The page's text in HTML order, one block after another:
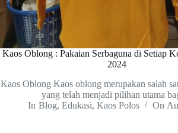
Kaos Oblong : Pakaian Serbaguna di Setiap
2024
Kaos Oblong Kaos oblong merupakan salah
yang telah menjadi pilihan utama
In Blog, Edukasi, Kaos Polos On